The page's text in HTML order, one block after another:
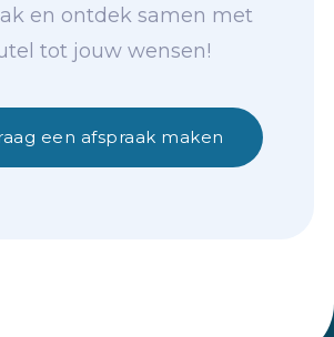
en ontdek samen met
tot jouw wensen!
een afspraak maken